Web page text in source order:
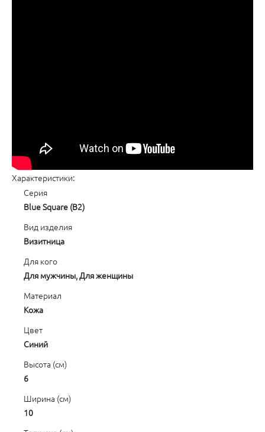
Характеристики:
Серия
Blue Square (B2)
Вид изделия
Визитница
Для кого
Для мужчины, Для женщины
Материал
Кожа
Цвет
Синий
Высота (см)
6
Ширина (см)
10